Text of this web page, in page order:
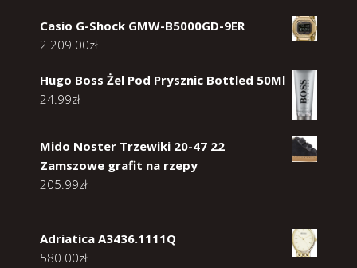
Casio G-Shock GMW-B5000GD-9ER
2 209.00zł
Hugo Boss Żel Pod Prysznic Bottled 50Ml
24.99zł
Mido Noster Trzewiki 20-47 22
Zamszowe grafit na rzepy
205.99zł
Adriatica A3436.1111Q
580.00zł